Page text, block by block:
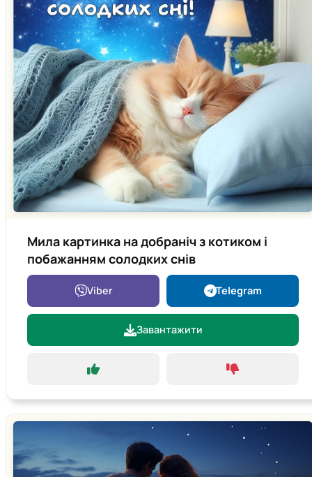
Мила картинка на добраніч з котиком і
побажанням солодких снів
Viber Telegram
Завантажити